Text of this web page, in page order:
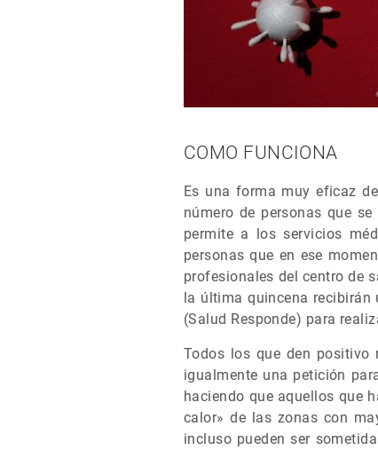
COMO FUNCIONA
Es una forma muy eficaz
número de personas que
permite a los servicios
personas que en ese
profesionales del centro de
la última quincena recibirán
(Salud Responde) para
Todos los que den positivo
igualmente una petición
haciendo que aquellos que
calor» de las zonas con
incluso pueden ser